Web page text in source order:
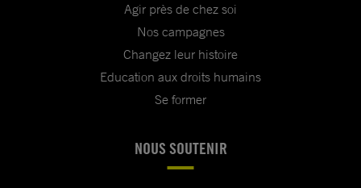
Agir près de chez soi
Nos campagnes
Changez leur histoire
Education aux droits humains
Se former
NOUS SOUTENIR